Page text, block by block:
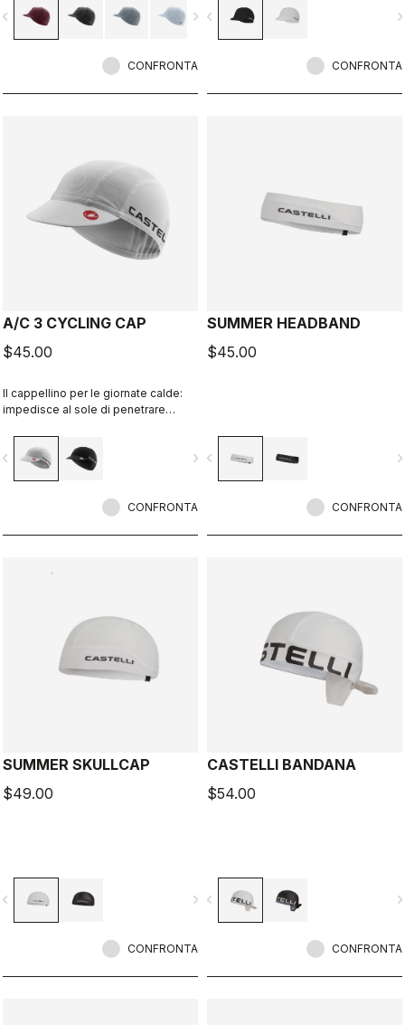
navigate_next
CONFRONTA
navigate_before
CONFRONTA
A/C 3 CYCLING CAP
$45.00
Il cappellino per le giornate calde:
impedisce al sole di penetrare
navigate_next
CONFRONTA
SUMMER HEADBAND
$45.00
navigate_before
CONFRONTA
SUMMER SKULLCAP
$49.00
navigate_next
CONFRONTA
CASTELLI BANDANA
$54.00
navigate_before
CONFRONTA